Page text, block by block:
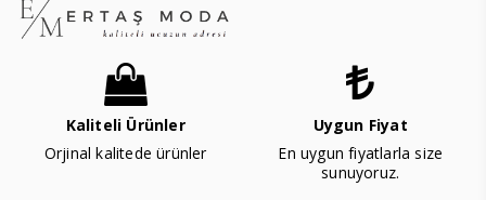
Kaliteli Ürünler
Orjinal kalitede ürünler
Uygun Fiyat
En uygun fiyatlarla size
sunuyoruz.